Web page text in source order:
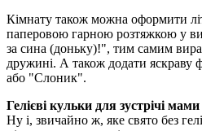
Кімнату також можна оформити
паперовою гарною розтяжкою у
за сина (доньку)!", тим самим
дружині. А також додати
або "Слоник".
Гелієві кульки для зустрічі
Ну і, звичайно ж, яке свято без